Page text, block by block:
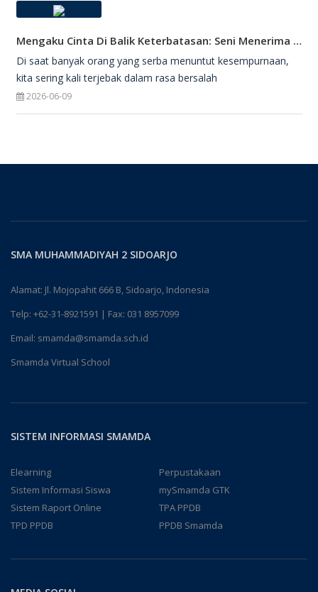
Mengaku Cinta Di Balik Keterbatasan: Seni Menerima Diri Di Hadapan Ilahi
Di saat banyak orang yang serba menuntut kesempurnaan,
kita sering kali terjebak dalam rasa bersalah
2026-06-09
SMA MUHAMMADIYAH 2 SIDOARJO
Alamat: Jl. Mojopahit 666 B, Sidoarjo, Indonesia
Telp: +62-31-8921591 | Fax: 031 8957099
Email: smamda@smamda.sch.id
Smamda Virtual School
SISTEM INFORMASI SMAMDA
Elearning
Perpustakaan
Sistem Informasi Siswa
mySmamda GTK
Sistem Raport Online
TPA PPDB
TPD PPDB
PPDB Smamda